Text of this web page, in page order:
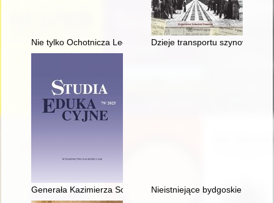
Nie tylko Ochotnicza Legia Kobiet : kobiety wobec inwazji
Dzieje transportu szynowego
Generała Kazimierza Sosnkowskiego sejmowy patron roku
Nieistniejące bydgoskie